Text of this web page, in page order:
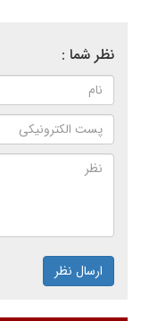
نظر شما :
ارسال نظر